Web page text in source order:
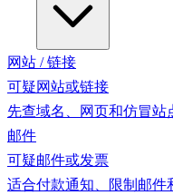
网站 / 链接
可疑网站或链接
先查域名、网页和仿冒站
邮件
可疑邮件或发票
适合付款通知、限制邮件